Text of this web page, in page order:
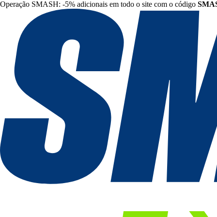
Operação SMASH: -5% adicionais em todo o site com o código